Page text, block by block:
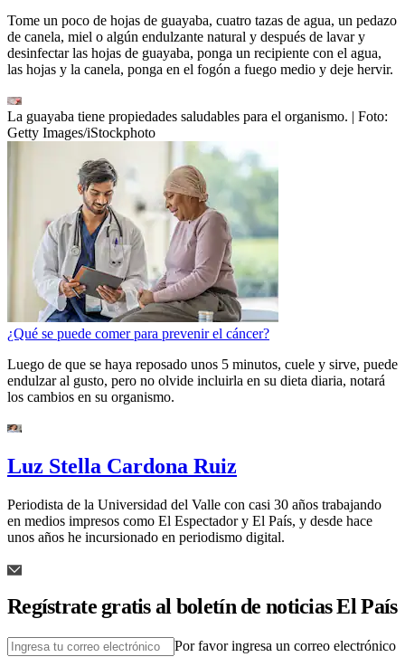
Tome un poco de hojas de guayaba, cuatro tazas de agua, un pedazo
de canela, miel o algún endulzante natural y después de lavar y
desinfectar las hojas de guayaba, ponga un recipiente con el agua,
las hojas y la canela, ponga en el fogón a fuego medio y deje hervir.
La guayaba tiene propiedades saludables para el organismo. | Foto:
Getty Images/iStockphoto
¿Qué se puede comer para prevenir el cáncer?
Luego de que se haya reposado unos 5 minutos, cuele y sirve, puede
endulzar al gusto, pero no olvide incluirla en su dieta diaria, notará
los cambios en su organismo.
Luz Stella Cardona Ruiz
Periodista de la Universidad del Valle con casi 30 años trabajando
en medios impresos como El Espectador y El País, y desde hace
unos años he incursionado en periodismo digital.
Regístrate gratis al boletín de noticias El País
Por favor ingresa un correo electrónico